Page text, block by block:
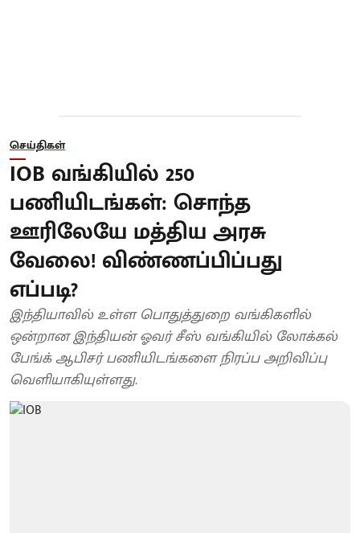
செய்திகள்
IOB வங்கியில் 250
பணியிடங்கள்: சொந்த
ஊரிலேயே மத்திய அரசு
வேலை! விண்ணப்பிப்பது
எப்படி?
இந்தியாவில் உள்ள பொதுத்துறை வங்கிகளில்
ஒன்றான இந்தியன் ஓவர் சீஸ் வங்கியில் லோக்கல்
பேங்க் ஆபிசர் பணியிடங்களை நிரப்ப அறிவிப்பு
வெளியாகியுள்ளது.